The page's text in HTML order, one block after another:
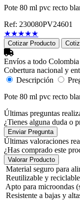
Pote 80 ml pvc recto
Ref: 230080PV24601
★★★★★
Cotizar Producto
Envíos a todo Colombia
Cobertura nacional y
Descripción
Pote 80 ml pvc recto
Últimas preguntas
¿Tienes alguna duda o
Enviar Pregunta
Últimas valoraciones
¿Has comprado este
Valorar Producto
Material seguro para
Reutilizable y reciclable
Apto para microondas
Resistente a bajas y